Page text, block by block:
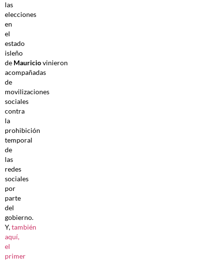
las
elecciones
en
el
estado
isleño
de Mauriciovinieron
acompañadas
de
movilizaciones
sociales
contra
la
prohibición
temporal
de
las
redes
sociales
por
parte
del
gobierno.
Y,también
aquí,
el
primer